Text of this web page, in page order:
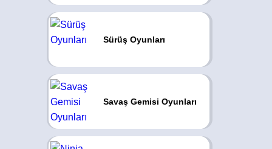
Sürüş Oyunları
Savaş Gemisi Oyunları